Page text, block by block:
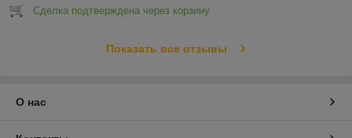
Сделка подтверждена через корзину
Показать все отзывы
О нас